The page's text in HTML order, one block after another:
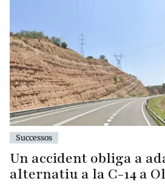
Successos
Un accident obliga a
alternatiu a la C-14 a